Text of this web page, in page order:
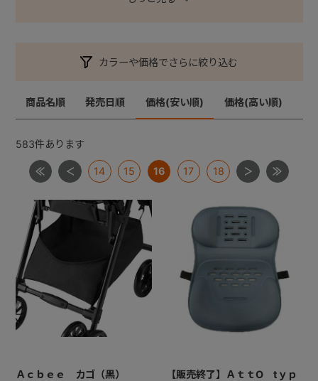
メチャカルハンディ・メチャカルハンディα
メチャカーゴＩＧ メチャライト ラベリタ
ロングフィット４８
【共通部品】差し込みバックル・腰バックル・肩バック
ル
【共通部品】肩ベルト・腰ベルト
【共通部品】ショルダーストラップ
【共通部品】ダッコシート・エッグショックパッド
【共通部品】幌クリップ・リクライニングバックル・ヘ
ッドレストプレート
カラーや価格でさらに絞り込む
商品名順 発売日順 価格(安い順) 価格(高い順)
583件あります
14 15 16 17 18
Ａｃｂｅｅ カゴ（黒）
【販売終了】ＡｔｔO tｙｐ